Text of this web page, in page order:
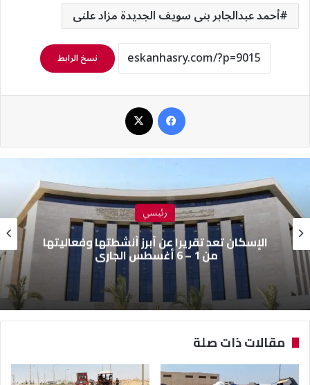
أحمد عبدالجابر بنى سويف الجديدة مزاد علنى
نسخ الرابط
رئيسي
الإسكان تعد تقريرا عن أبرز أنشطتها وفعاليتها
من 1 – 6 أغسطس الجارى
مقالات ذات صلة